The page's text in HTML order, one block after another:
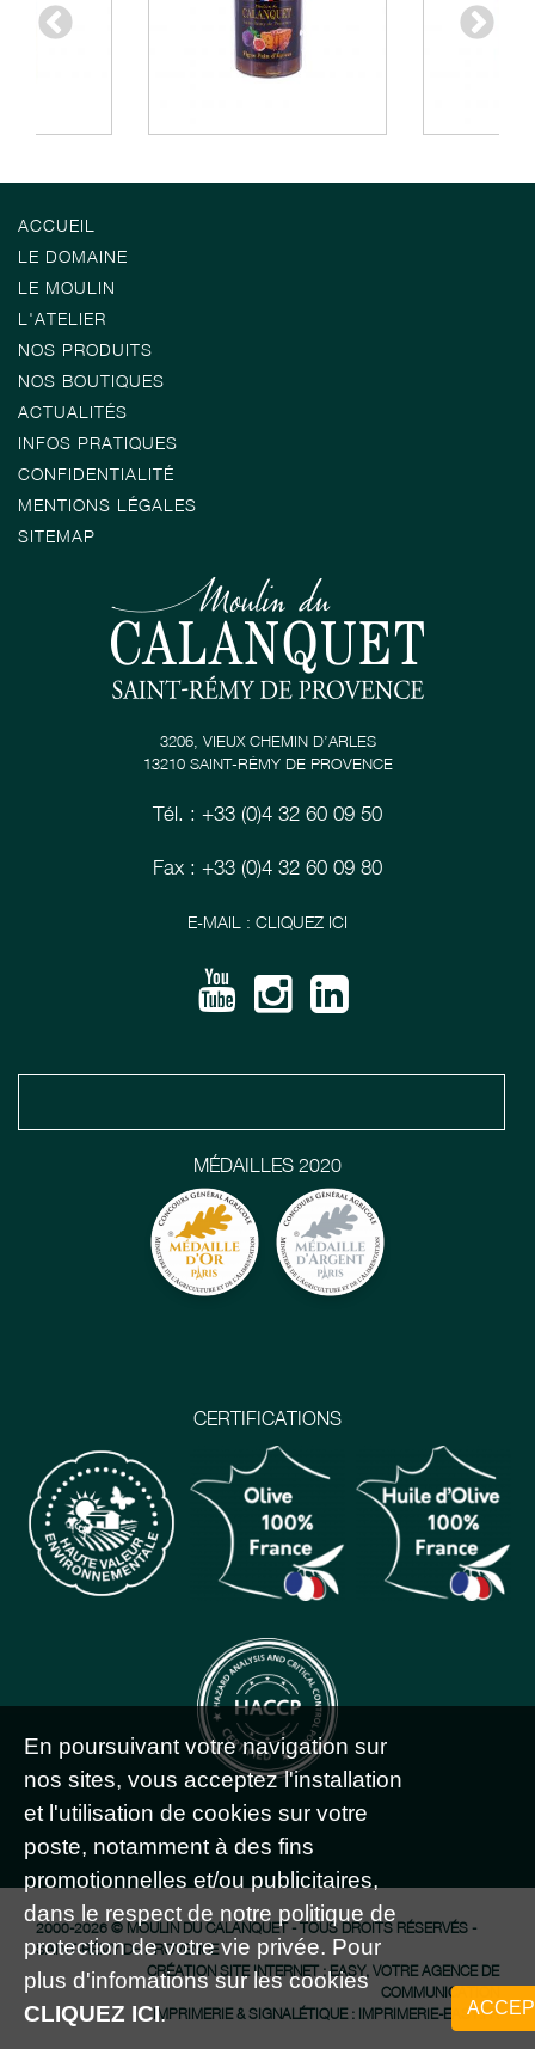
ACCUEIL
LE DOMAINE
LE MOULIN
L'ATELIER
NOS PRODUITS
NOS BOUTIQUES
ACTUALITÉS
INFOS PRATIQUES
CONFIDENTIALITÉ
MENTIONS LÉGALES
SITEMAP
CERTIFICATIONS
MÉDAILLES 2020
3206, VIEUX CHEMIN D’ARLES
13210 SAINT-RÉMY DE PROVENCE
Tél. : +33 (0)4 32 60 09 50
Fax : +33 (0)4 32 60 09 80
E-MAIL : CLIQUEZ ICI
2000-2026 © MOULIN DU CALANQUET - TOUS DROITS RÉSERVÉS -
SAINT-RÉMY DE PROVENCE
CRÉATION SITE INTERNET : EASY, VOTRE AGENCE DE
COMMUNICATION
IMPRIMERIE & SIGNALÉTIQUE : IMPRIMERIE-EASY.FR
En poursuivant votre navigation sur
nos sites, vous acceptez l'installation
et l'utilisation de cookies sur votre
poste, notamment à des fins
promotionnelles et/ou publicitaires,
dans le respect de notre politique de
protection de votre vie privée. Pour
plus d'infomations sur les cookies
CLIQUEZ ICI.